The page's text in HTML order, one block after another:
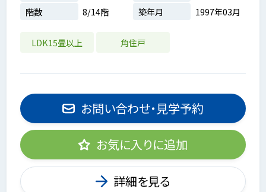
階数
8/14階 築年月 1997年03月
LDK15畳以上 角住戸
お問い合わせ・見学予約
お気に入りに追加
詳細を見る